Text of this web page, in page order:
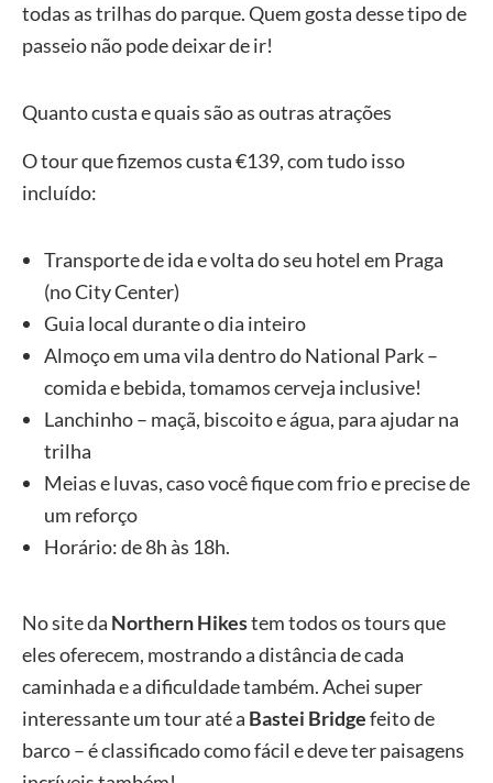
todas as trilhas do parque. Quem gosta desse tipo de
passeio não pode deixar de ir!
Quanto custa e quais são as outras atrações
O tour que fizemos custa €139, com tudo isso
incluído:
Transporte de ida e volta do seu hotel em Praga
(no City Center)
Guia local durante o dia inteiro
Almoço em uma vila dentro do National Park –
comida e bebida, tomamos cerveja inclusive!
Lanchinho – maçã, biscoito e água, para ajudar na
trilha
Meias e luvas, caso você fique com frio e precise de
um reforço
Horário: de 8h às 18h.
No site da Northern Hikestem todos os tours que
eles oferecem, mostrando a distância de cada
caminhada e a dificuldade também. Achei super
interessante um tour até a Bastei Bridgefeito de
barco – é classificado como fácil e deve ter paisagens